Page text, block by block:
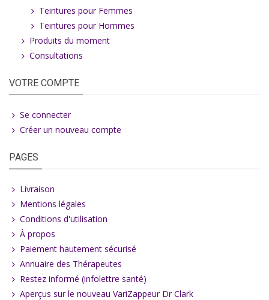
Teintures pour Femmes
Teintures pour Hommes
Produits du moment
Consultations
VOTRE COMPTE
Se connecter
Créer un nouveau compte
PAGES
Livraison
Mentions légales
Conditions d'utilisation
À propos
Paiement hautement sécurisé
Annuaire des Thérapeutes
Restez informé (infolettre santé)
Aperçus sur le nouveau VariZappeur Dr Clark